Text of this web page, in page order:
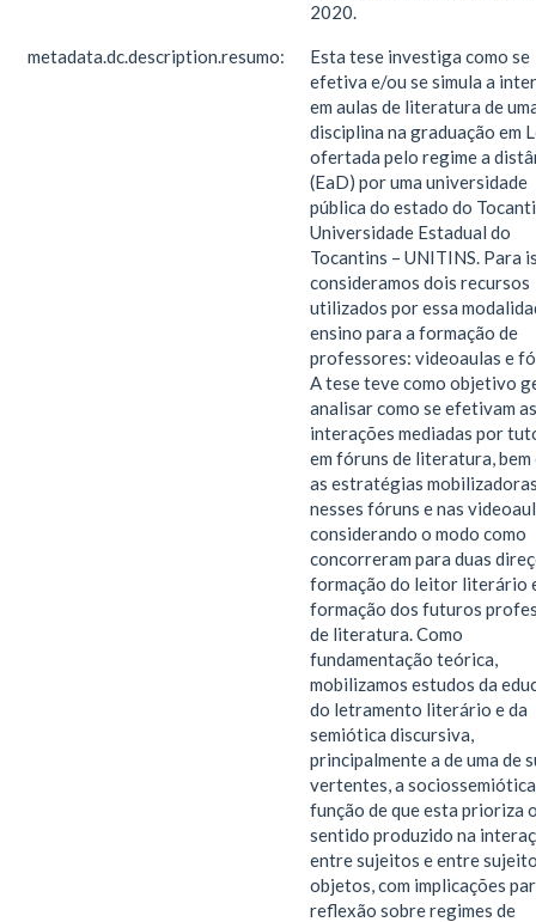
2020.
metadata.dc.description.resumo:
Esta tese investiga como se
efetiva e/ou se simula a
em aulas de literatura de
disciplina na graduação em
ofertada pelo regime a
(EaD) por uma universidade
pública do estado do
Universidade Estadual do
Tocantins – UNITINS. Para
consideramos dois recursos
utilizados por essa
ensino para a formação de
professores: videoaulas e
A tese teve como objetivo
analisar como se efetivam as
interações mediadas por
em fóruns de literatura, bem
as estratégias
nesses fóruns e nas
considerando o modo como
concorreram para duas
formação do leitor literário
formação dos futuros
de literatura. Como
fundamentação teórica,
mobilizamos estudos da
do letramento literário e da
semiótica discursiva,
principalmente a de uma de
vertentes, a
função de que esta prioriza
sentido produzido na
entre sujeitos e entre
objetos, com implicações
reflexão sobre regimes de